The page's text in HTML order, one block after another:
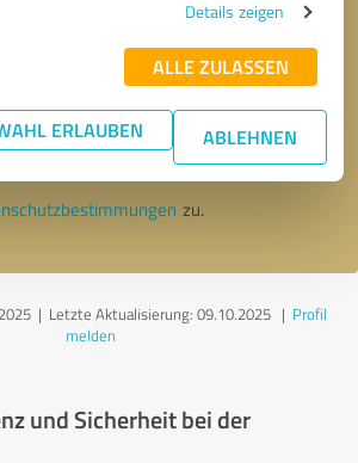
Details zeigen
ALLE ZULASSEN
ERLAUBEN ABLEHNEN
* Erforderliche Angaben
Nachricht senden
zu.
| Letzte Aktualisierung: 09.10.2025| Profil
melden
und Sicherheit bei der